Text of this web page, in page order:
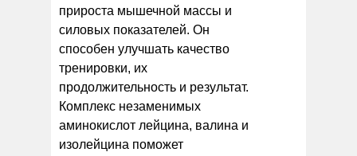
прироста мышечной массы и
силовых показателей. Он
способен улучшать качество
тренировки, их
продолжительность и результат.
Комплекс незаменимых
аминокислот лейцина, валина и
изолейцина поможет